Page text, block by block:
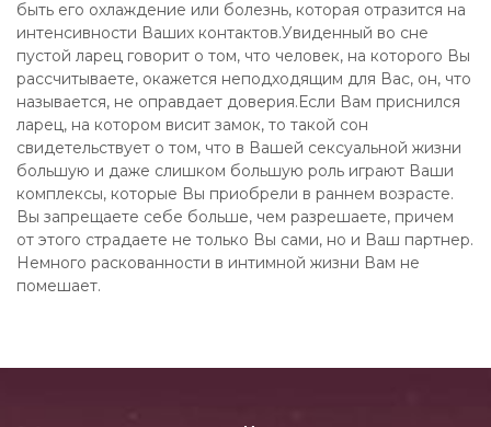
быть его охлаждение или болезнь, которая отразится на
интенсивности Ваших контактов.Увиденный во сне
пустой ларец говорит о том, что человек, на которого Вы
рассчитываете, окажется неподходящим для Вас, он, что
называется, не оправдает доверия.Если Вам приснился
ларец, на котором висит замок, то такой сон
свидетельствует о том, что в Вашей сексуальной жизни
большую и даже слишком большую роль играют Ваши
комплексы, которые Вы приобрели в раннем возрасте.
Вы запрещаете себе больше, чем разрешаете, причем
от этого страдаете не только Вы сами, но и Ваш партнер.
Немного раскованности в интимной жизни Вам не
помешает.